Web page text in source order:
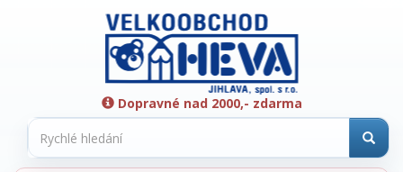
Dopravné nad 2000,- zdarma